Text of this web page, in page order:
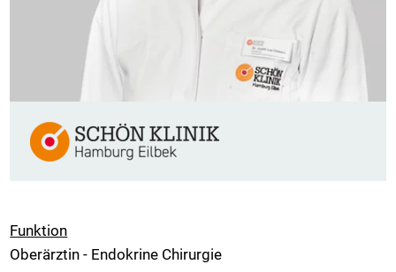
Funktion
Oberärztin - Endokrine Chirurgie